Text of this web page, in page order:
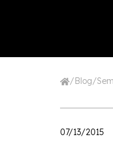
/Blog/
07/13/2015